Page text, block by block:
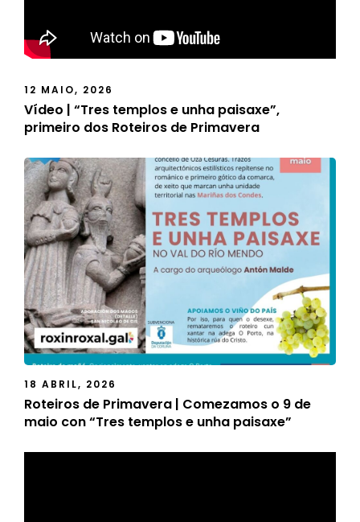
12 MAIO, 2026
Vídeo | “Tres templos e unha paisaxe”,
primeiro dos Roteiros de Primavera
18 ABRIL, 2026
Roteiros de Primavera | Comezamos o 9 de
maio con “Tres templos e unha paisaxe”